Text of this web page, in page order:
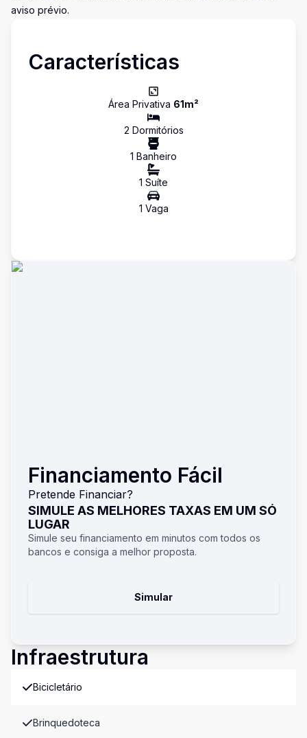
aviso prévio.
Características
Área Privativa 61m²
2 Dormitórios
1 Banheiro
1 Suíte
1 Vaga
Financiamento Fácil
Pretende Financiar?
SIMULE AS MELHORES TAXAS EM UM SÓ
LUGAR
Simule seu financiamento em minutos com todos os
bancos e consiga a melhor proposta.
Simular
Infraestrutura
Bicicletário
Brinquedoteca